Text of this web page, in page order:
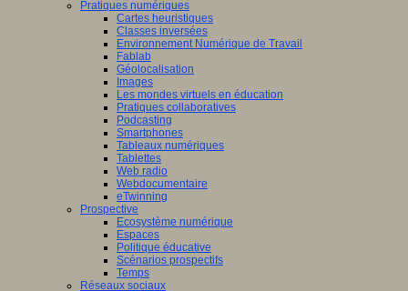
Pratiques numériques
Cartes heuristiques
Classes inversées
Environnement Numérique de Travail
Fablab
Géolocalisation
Images
Les mondes virtuels en éducation
Pratiques collaboratives
Podcasting
Smartphones
Tableaux numériques
Tablettes
Web radio
Webdocumentaire
eTwinning
Prospective
Ecosystème numérique
Espaces
Politique éducative
Scénarios prospectifs
Temps
Réseaux sociaux